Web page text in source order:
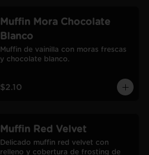
Muffin Mora Chocolate
Blanco
Muffin de vainilla con moras frescas
y chocolate blanco.
$2.10
Muffin Red Velvet
Delicado muffin red velvet con
relleno y cobertura de frosting de